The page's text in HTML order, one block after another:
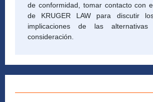
de conformidad, tomar contacto con
de KRUGER LAW para discutir
implicaciones de las
consideración.